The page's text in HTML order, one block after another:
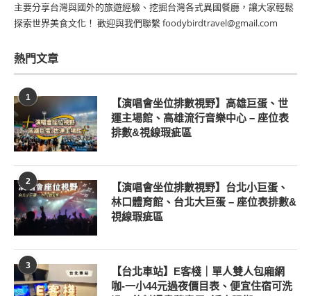
主要分享台灣與國外的旅遊經驗、挖掘台灣各式異國餐廳，讓大家輕鬆
探索世界美食文化！ 歡迎與我們聯繫 foodybirdtravel@gmail.com
熱門文章
1
【演唱會坐位排數視野】高雄巨蛋、世
運主場館、高雄流行音樂中心 – 座位表
排數&視線瑕疵區
2
【演唱會坐位排數視野】台北小巨蛋、
林口體育館、台北大巨蛋 – 座位表排數&
視線瑕疵區
3
【台北車站】E客棧｜單人雙人包廂網
咖-一小44元過夜價目表、便宜住宿可洗